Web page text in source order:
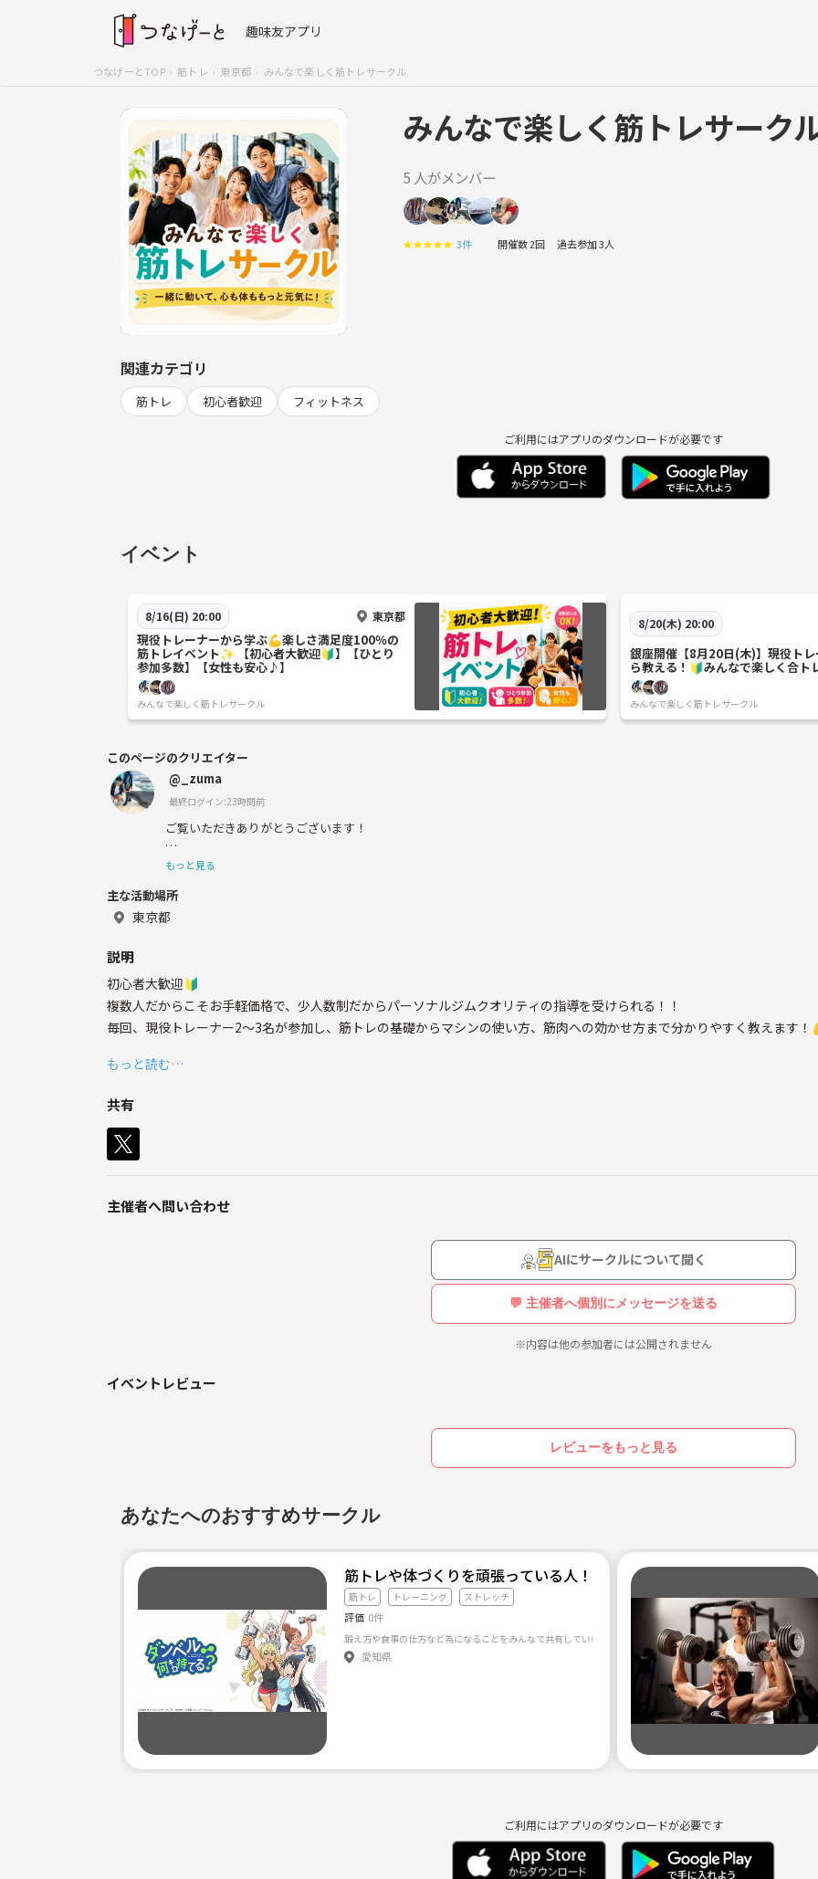
趣味友アプリ
つなげーとTOP 筋トレ 東京都 みんなで楽しく筋トレサークル
みんなで楽しく筋トレサーク
5 人がメンバー
★★★★★ 3件 開催数 2回 過去参加 3人
関連カテゴリ
筋トレ 初心者歓迎 フィットネス
ご利用にはアプリのダウンロードが必要です
イベント
8/16(日) 20:00 東京都
現役トレーナーから学ぶ💪楽しさ満足度100％の
筋トレイベント✨ 【初心者大歓迎🔰】【ひとり
参加多数】【女性も安心♪】
みんなで楽しく筋トレサークル
8/20(木) 20:00
銀座開催【8月20日(木)】現役ト
ら教える！🔰みんなで楽しく合ト
みんなで楽しく筋トレサークル
このページのクリエイター
@_zuma
最終ログイン:23時間前
ご覧いただきありがとうございます！
【筋トレサークル】の企画をしている、「づま」と申します。
趣味はもちろん筋トレです💪
もっと見る
主な活動場所
東京都
説明
初心者大歓迎🔰
複数人だからこそお手軽価格で、少人数制だからパーソナルジムクオリティの指導を受けられる！！
毎回、現役トレーナー2〜3名が参加し、筋トレの基礎からマシンの使い方、筋肉への効かせ方まで分かりやすく教えます！
もっと読む…
共有
主催者へ問い合わせ
AIにサークルについて聞く
💬 主催者へ個別にメッセージを送る
※内容は他の参加者には公開されません
イベントレビュー
レビューをもっと見る
あなたへのおすすめサークル
筋トレや体づくりを頑張っている人！
筋トレ トレーニング ストレッチ
評価 0件
鍛え方や食事の仕方など為になることをみんなで
愛知県
ご利用にはアプリのダウンロードが必要です